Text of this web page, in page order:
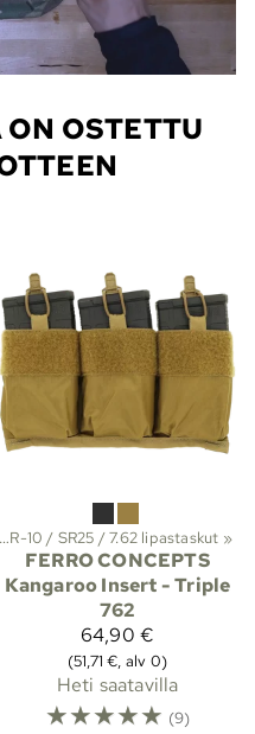
OSTETTU
AR-10 / SR25 / 7.62 lipastaskut ‪»
FERRO CONCEPTS
Kangaroo Insert - Triple
762
64,90 €
(51,71 €, alv 0)
Heti saatavilla
☆☆☆☆☆ (9)